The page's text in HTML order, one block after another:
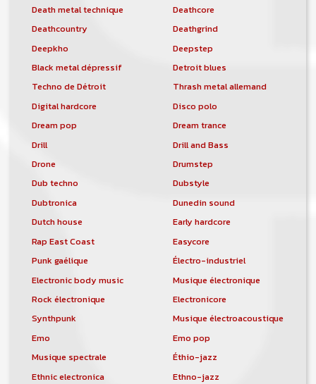
Death metal technique
Deathcore
Deathcountry
Deathgrind
Deepkho
Deepstep
Black metal dépressif
Detroit blues
Techno de Détroit
Thrash metal allemand
Digital hardcore
Disco polo
Dream pop
Dream trance
Drill
Drill and Bass
Drone
Drumstep
Dub techno
Dubstyle
Dubtronica
Dunedin sound
Dutch house
Early hardcore
Rap East Coast
Easycore
Punk gaélique
Électro-industriel
Electronic body music
Musique électronique
Rock électronique
Electronicore
Synthpunk
Musique électroacoustique
Emo
Emo pop
Musique spectrale
Éthio-jazz
Ethnic electronica
Ethno-jazz